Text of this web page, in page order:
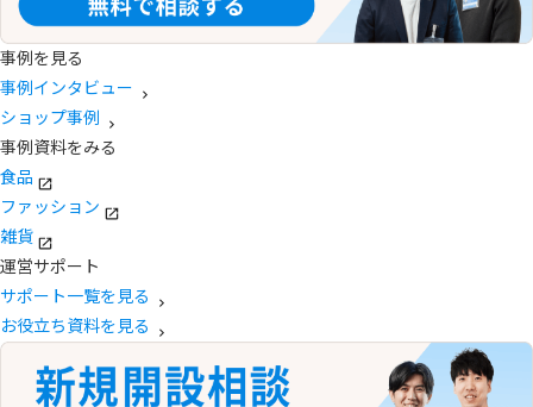
事例を見る
事例インタビュー
ショップ事例
事例資料をみる
食品
ファッション
雑貨
運営サポート
サポート一覧を見る
お役立ち資料を見る